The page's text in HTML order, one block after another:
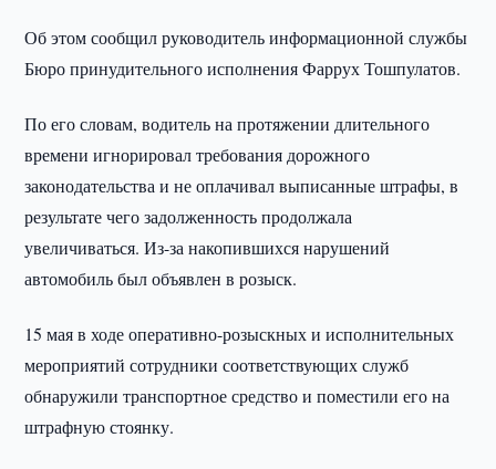
Об этом сообщил руководитель информационной службы
Бюро принудительного исполнения Фаррух Тошпулатов.
По его словам, водитель на протяжении длительного
времени игнорировал требования дорожного
законодательства и не оплачивал выписанные штрафы, в
результате чего задолженность продолжала
увеличиваться. Из-за накопившихся нарушений
автомобиль был объявлен в розыск.
15 мая в ходе оперативно-розыскных и исполнительных
мероприятий сотрудники соответствующих служб
обнаружили транспортное средство и поместили его на
штрафную стоянку.